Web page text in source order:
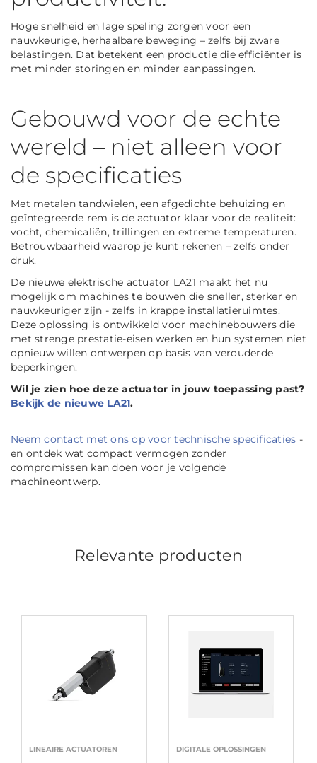
Hoge snelheid en lage speling zorgen voor een
nauwkeurige, herhaalbare beweging – zelfs bij zware
belastingen. Dat betekent een productie die efficiënter is
met minder storingen en minder aanpassingen.
Gebouwd voor de echte
wereld – niet alleen voor
de specificaties
Met metalen tandwielen, een afgedichte behuizing en
geïntegreerde rem is de actuator klaar voor de realiteit:
vocht, chemicaliën, trillingen en extreme temperaturen.
Betrouwbaarheid waarop je kunt rekenen – zelfs onder
druk.
De nieuwe elektrische actuator LA21 maakt het nu
mogelijk om machines te bouwen die sneller, sterker en
nauwkeuriger zijn - zelfs in krappe installatieruimtes.
Deze oplossing is ontwikkeld voor machinebouwers die
met strenge prestatie-eisen werken en hun systemen niet
opnieuw willen ontwerpen op basis van verouderde
beperkingen.
Wil je zien hoe deze actuator in jouw toepassing past?
Bekijk de nieuwe LA21.
Neem contact met ons op voor technische specificaties -
en ontdek wat compact vermogen zonder
compromissen kan doen voor je volgende
machineontwerp.
Relevante producten
LINEAIRE ACTUATOREN DIGITALE OPLOSSINGEN